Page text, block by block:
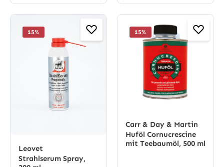
15%
Leovet
Strahlserum Spray,
15%
Carr & Day & Martin
Huföl Cornucrescine
mit Teebaumöl, 500 ml